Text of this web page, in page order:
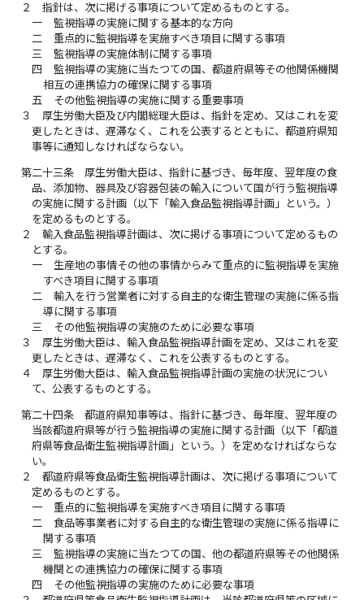
２
指針は、次に掲げる事項について定めるものとする。
一
監視指導の実施に関する基本的な方向
二
重点的に監視指導を実施すべき項目に関する事項
三
監視指導の実施体制に関する事項
四
監視指導の実施に当たつての国、都道府県等その他関係機関
相互の連携協力の確保に関する事項
五
その他監視指導の実施に関する重要事項
３
厚生労働大臣及び内閣総理大臣は、指針を定め、又はこれを変
更したときは、遅滞なく、これを公表するとともに、都道府県知
事等に通知しなければならない。
第二十三条
厚生労働大臣は、指針に基づき、毎年度、翌年度の食
品、添加物、器具及び容器包装の輸入について国が行う監視指導
の実施に関する計画（以下「輸入食品監視指導計画」という。）
を定めるものとする。
２
輸入食品監視指導計画は、次に掲げる事項について定めるもの
とする。
一
生産地の事情その他の事情からみて重点的に監視指導を実施
すべき項目に関する事項
二
輸入を行う営業者に対する自主的な衛生管理の実施に係る指
導に関する事項
三
その他監視指導の実施のために必要な事項
３
厚生労働大臣は、輸入食品監視指導計画を定め、又はこれを変
更したときは、遅滞なく、これを公表するものとする。
４
厚生労働大臣は、輸入食品監視指導計画の実施の状況につい
て、公表するものとする。
第二十四条
都道府県知事等は、指針に基づき、毎年度、翌年度の
当該都道府県等が行う監視指導の実施に関する計画（以下「都道
府県等食品衛生監視指導計画」という。）を定めなければならな
い。
２
都道府県等食品衛生監視指導計画は、次に掲げる事項について
定めるものとする。
一
重点的に監視指導を実施すべき項目に関する事項
二
食品等事業者に対する自主的な衛生管理の実施に係る指導に
関する事項
三
監視指導の実施に当たつての国、他の都道府県等その他関係
機関との連携協力の確保に関する事項
四
その他監視指導の実施のために必要な事項